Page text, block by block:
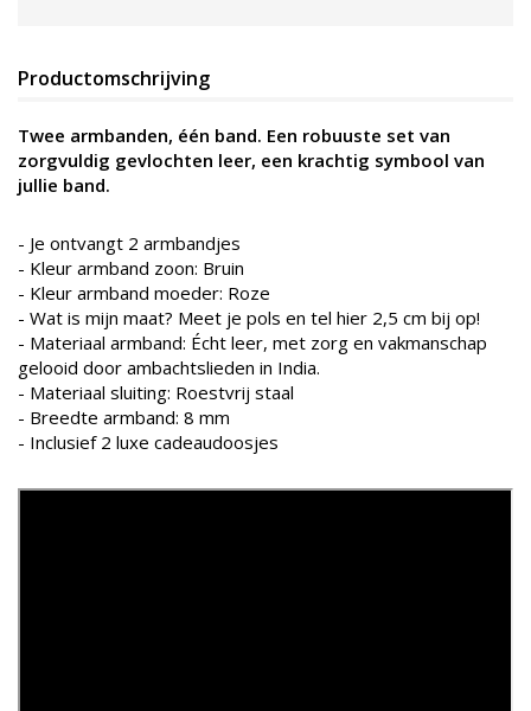
Productomschrijving
Twee armbanden, één band. Een robuuste set van
zorgvuldig gevlochten leer, een krachtig symbool van
jullie band.
- Je ontvangt 2 armbandjes
- Kleur armband zoon: Bruin
- Kleur armband moeder: Roze
- Wat is mijn maat? Meet je pols en tel hier 2,5 cm bij op!
- Materiaal armband: Écht leer, met zorg en vakmanschap
gelooid door ambachtslieden in India.
- Materiaal sluiting: Roestvrij staal
- Breedte armband: 8 mm
- Inclusief 2 luxe cadeaudoosjes